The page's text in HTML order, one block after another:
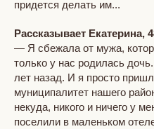
придется делать им...
Рассказывает Екатерина,
— Я сбежала от мужа,
только у нас родилась
лет назад. И я просто
муниципалитет нашего
некуда, никого и ничего у
поселили в маленьком